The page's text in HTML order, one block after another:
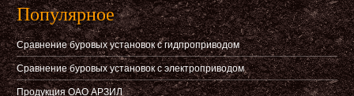
Популярное
Сравнение буровых установок с гидпроприводом
Сравнение буровых установок с электроприводом
Продукция ОАО АРЗИЛ